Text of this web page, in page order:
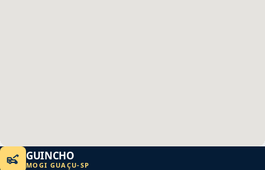
GUINCHO
MOGI GUAÇU-SP